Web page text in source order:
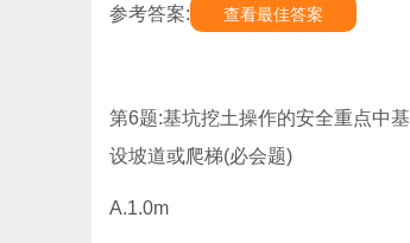
参考答案: 查看最佳答案
第6题:基坑挖土操作的安全重点中
设坡道或爬梯(必会题)
A.1.0m